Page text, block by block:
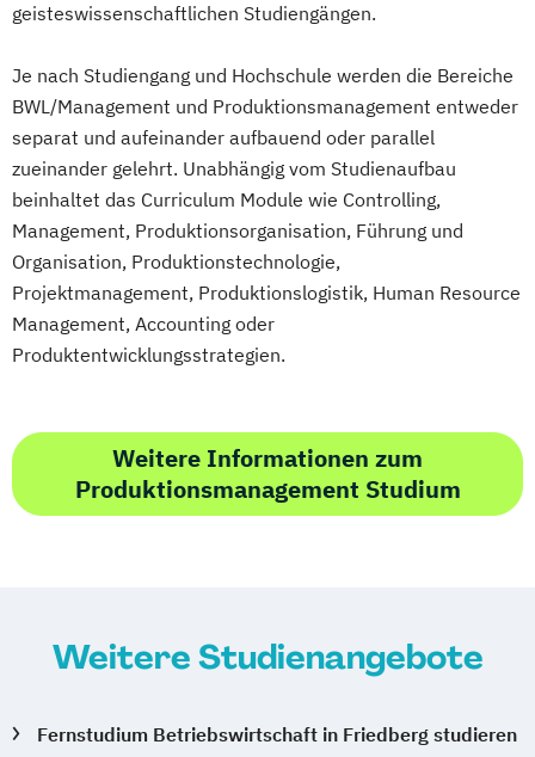
geisteswissenschaftlichen Studiengängen.
Je nach Studiengang und Hochschule werden die Bereiche
BWL/Management und Produktionsmanagement entweder
separat und aufeinander aufbauend oder parallel
zueinander gelehrt. Unabhängig vom Studienaufbau
beinhaltet das Curriculum Module wie Controlling,
Management, Produktionsorganisation, Führung und
Organisation, Produktionstechnologie,
Projektmanagement, Produktionslogistik, Human Resource
Management, Accounting oder
Produktentwicklungsstrategien.
Weitere Informationen zum
Produktionsmanagement Studium
Weitere Studienangebote
Fernstudium Betriebswirtschaft in Friedberg studieren